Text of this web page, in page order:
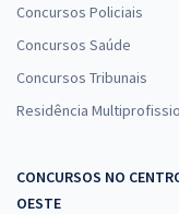
Concursos Policiais
Concursos Saúde
Concursos Tribunais
Residência
CONCURSOS NO
OESTE